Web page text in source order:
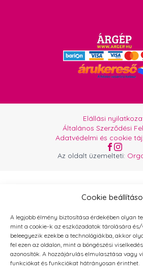
Cookie
A legjobb élmény biztosítása érdekében olyan
mint a cookie-k az eszközadatok tárolására és/
beleegyezik ezekbe a technológiákba, akkor
fel ezen az oldalon, mint a böngészési
azonosítók. A hozzájárulás elmulasztása vagy
funkciókat és funkciókat hátrányosan érinthet.
Az oldalt üzemelteti:
Elállási
Általános Szerződési
Adatvédelmi és cookie